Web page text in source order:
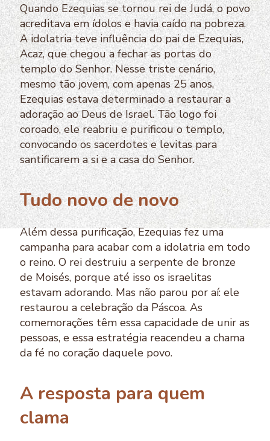
Quando Ezequias se tornou rei de Judá, o povo
acreditava em ídolos e havia caído na pobreza.
A idolatria teve influência do pai de Ezequias,
Acaz, que chegou a fechar as portas do
templo do Senhor. Nesse triste cenário,
mesmo tão jovem, com apenas 25 anos,
Ezequias estava determinado a restaurar a
adoração ao Deus de Israel. Tão logo foi
coroado, ele reabriu e purificou o templo,
convocando os sacerdotes e levitas para
santificarem a si e a casa do Senhor.
Tudo novo de novo
Além dessa purificação, Ezequias fez uma
campanha para acabar com a idolatria em todo
o reino. O rei destruiu a serpente de bronze
de Moisés, porque até isso os israelitas
estavam adorando. Mas não parou por aí: ele
restaurou a celebração da Páscoa. As
comemorações têm essa capacidade de unir as
pessoas, e essa estratégia reacendeu a chama
da fé no coração daquele povo.
A resposta para quem
clama